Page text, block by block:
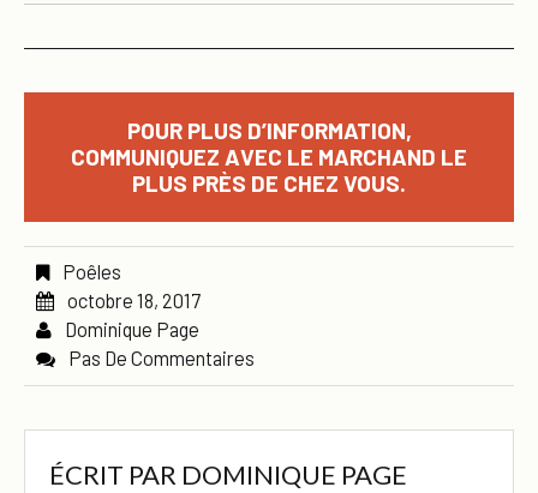
POUR PLUS D’INFORMATION,
COMMUNIQUEZ AVEC LE MARCHAND LE
PLUS PRÈS DE CHEZ VOUS.
Poêles
octobre 18, 2017
Dominique Page
Pas De Commentaires
ÉCRIT PAR DOMINIQUE PAGE